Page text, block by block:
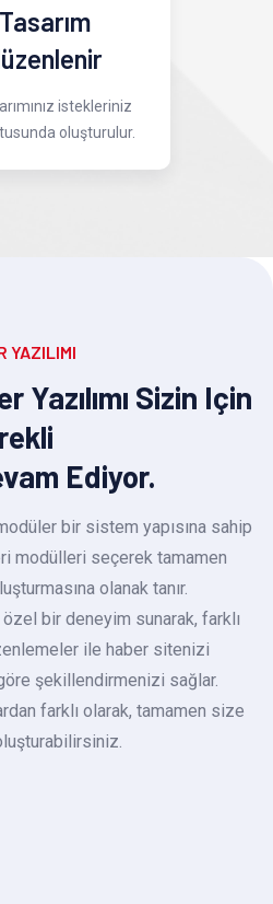
Tasarım
istekleriniz
oluşturulur.
YAZILIMI
Yazılımı Sizin Için
Ediyor.
bir sistem yapısına sahip
modülleri seçerek tamamen
olanak tanır.
özel bir deneyim sunarak, farklı
ile haber sitenizi
şekillendirmenizi sağlar.
farklı olarak, tamamen size